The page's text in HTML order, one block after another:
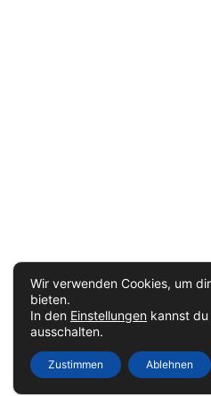
Wir verwenden Cookies, um
bieten.
In den Einstellungen kannst
ausschalten.
Zustimmen Ablehnen